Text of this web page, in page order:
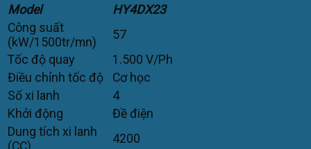
Model
HY4DX23
Công suất
(kW/1500tr/mn)
57
Tốc độ quay
1.500 V/Ph
Điều chỉnh tốc độ
Cơ học
Số xi lanh
4
Khởi động
Đề điện
Dung tích xi lanh
(CC)
4200